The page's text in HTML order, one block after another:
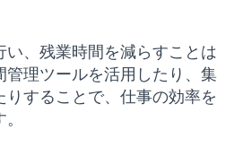
、残業時間を減らすことは
管理ツールを活用したり、集
することで、仕事の効率を